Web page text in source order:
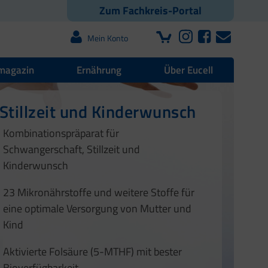
Zum Fachkreis-Portal
Mein Konto
Ernährung Über Eucell
und Kinderwunsch
Kombinationspräparat für
Schwangerschaft, Stillzeit und
Kinderwunsch
23 Mikronährstoffe und weitere Stoffe für
eine optimale Versorgung von Mutter und
Kind
Aktivierte Folsäure (5-MTHF) mit bester
D
1
Blutdruck | Muskeln
1
3
4
sowie Vitamin D und E
3